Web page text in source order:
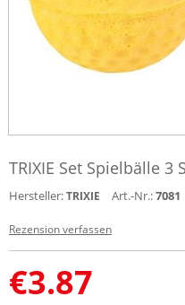
TRIXIE Set Spielbälle 3
Hersteller:TRIXIE Art.-Nr.:7081
Rezension verfassen
€3.87